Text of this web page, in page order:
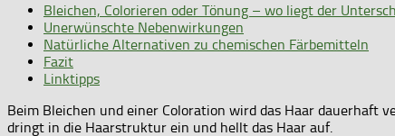
Bleichen, Colorieren oder Tönung – wo liegt der
Unerwünschte Nebenwirkungen
Natürliche Alternativen zu chemischen Färbemitteln
Fazit
Linktipps
Beim Bleichen und einer Coloration wird das Haar dauerhaft
dringt in die Haarstruktur ein und hellt das Haar auf.